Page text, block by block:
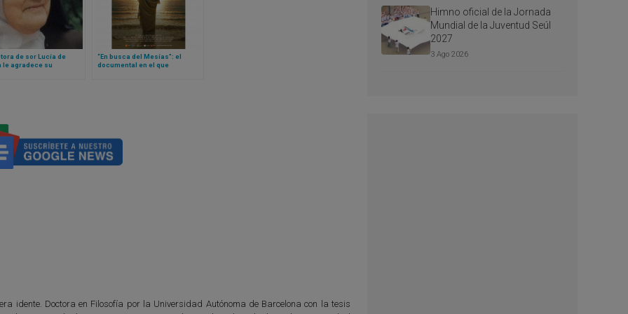
de sor Lucía de
le agradece su
“En busca del Mesías”: el
documental en el que
idente. Doctora en Filosofía por la Universidad Autónoma de Barcelona con la tesis
Himno oficial de la Jornada
Mundial de la Juventud Seúl
2027
3 Ago 2026